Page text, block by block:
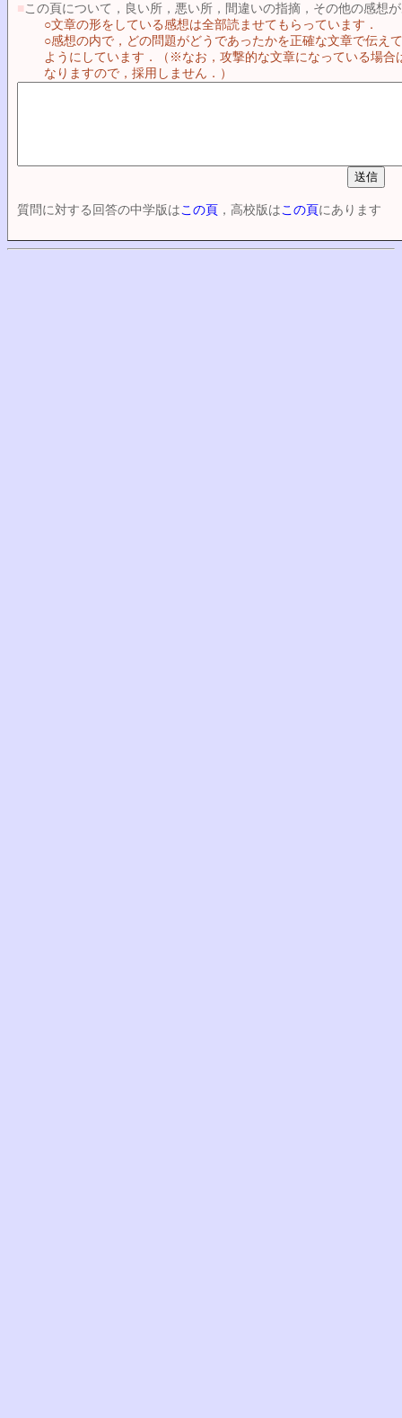
■この頁について，良い所，悪い所，間違いの指摘，その他の感想
○文章の形をしている感想は全部読ませてもらっています．
○感想の内で，どの問題がどうであったかを正確な文章で伝え
ようにしています．（※なお，攻撃的な文章になっている場
なりますので，採用しません．）
質問に対する回答の中学版はこの頁 ，高校版はこの頁にあります